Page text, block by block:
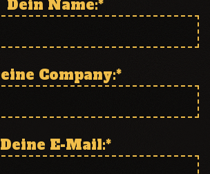
Dein Name:*
Company:*
Deine E-Mail:*